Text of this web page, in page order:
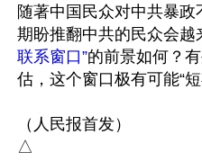
随著中国民众对中共暴政
期盼推翻中共的民众会越
联系窗口”的前景如何？
估，这个窗口极有可能“
（人民报首发）